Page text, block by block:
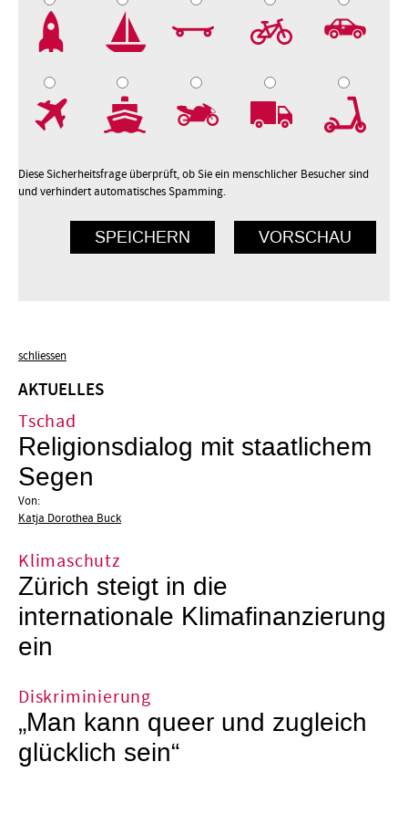
Diese Sicherheitsfrage überprüft, ob Sie ein menschlicher Besucher sind
und verhindert automatisches Spamming.
schliessen
AKTUELLES
Tschad
Religionsdialog mit staatlichem
Segen
Von:
Katja Dorothea Buck
Klimaschutz
Zürich steigt in die
internationale Klimafinanzierung
ein
Diskriminierung
„Man kann queer und zugleich
glücklich sein“